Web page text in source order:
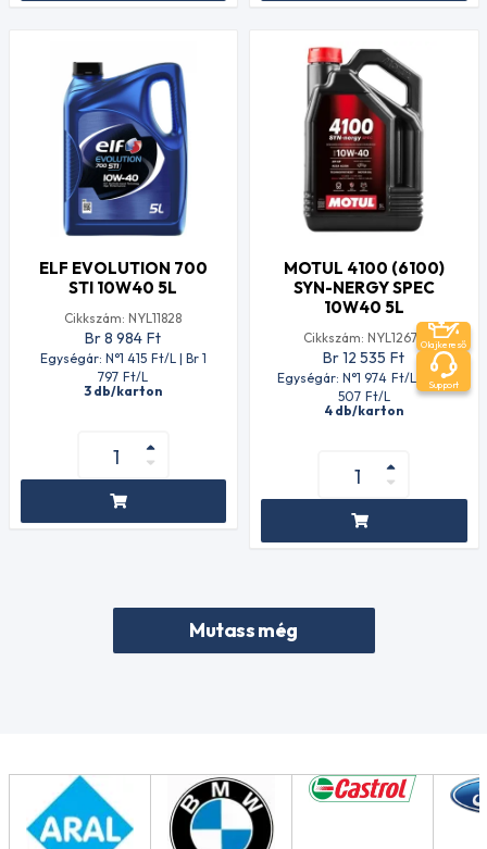
ELF EVOLUTION 700
STI 10W40 5L
Cikkszám: NYL11828
Br 8 984 Ft
Egységár: N°1 415 Ft/L | Br 1
797 Ft/L
3 db/karton
MOTUL 4100 (6100)
SYN-NERGY SPEC
10W40 5L
Cikkszám: NYL12675
Br 12 535 Ft
Egységár: N°1 974 Ft/L | Br 2
507 Ft/L
4 db/karton
Mutass még
Olajkereső
Support